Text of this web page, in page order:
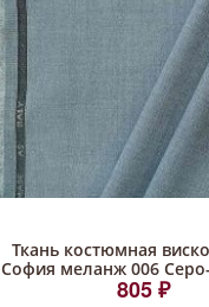
Ткань костюмная
София меланж 006
805 ₽